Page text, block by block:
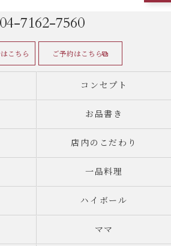
04-7162-7560
こちら ご予約はこちら
コンセプト
お品書き
店内のこだわり
一品料理
ハイボール
ママ